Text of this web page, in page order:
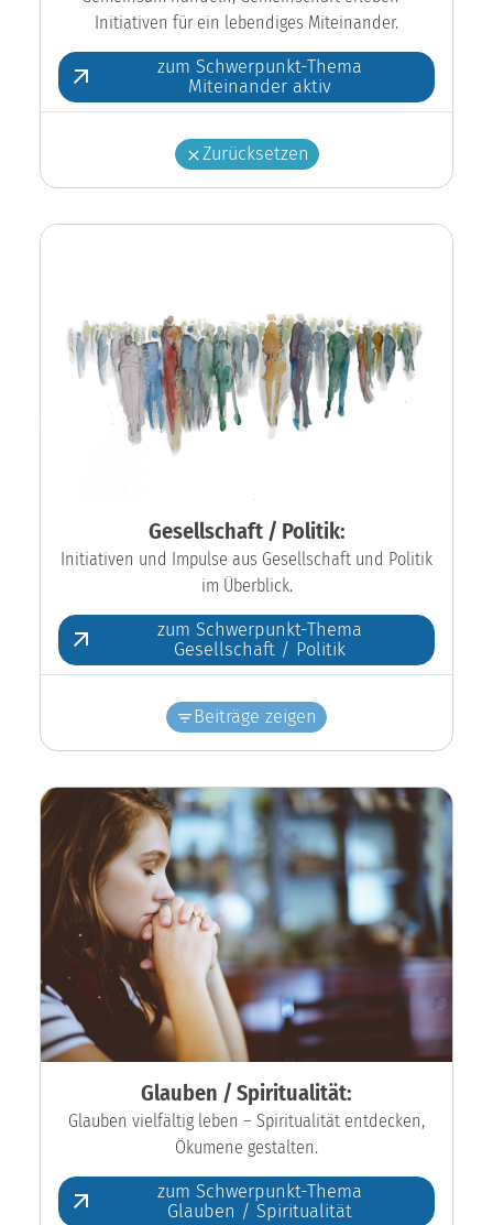
Initiativen für ein lebendiges Miteinander.
zum Schwerpunkt-Thema
Miteinander aktiv
Zurücksetzen
Gesellschaft / Politik:
Initiativen und Impulse aus Gesellschaft und Politik
im Überblick.
zum Schwerpunkt-Thema
Gesellschaft / Politik
Beiträge zeigen
Glauben / Spiritualität:
Glauben vielfältig leben – Spiritualität entdecken,
Ökumene gestalten.
zum Schwerpunkt-Thema
Glauben / Spiritualität